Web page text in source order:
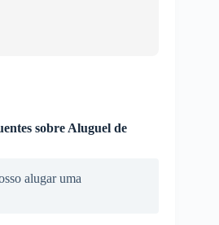
sobre Aluguel de
alugar uma